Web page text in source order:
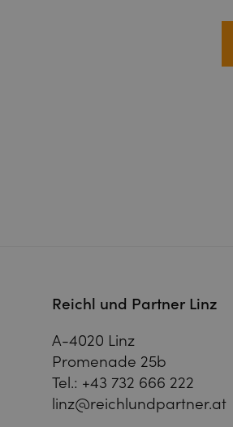
Reichl und Partner Linz
A-4020 Linz
Promenade 25b
Tel.: +43 732 666 222
linz@reichlundpartner.at